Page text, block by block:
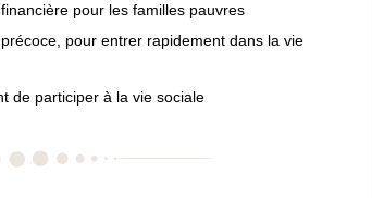
pour les familles pauvres
pour entrer rapidement dans la vie
de participer à la vie sociale